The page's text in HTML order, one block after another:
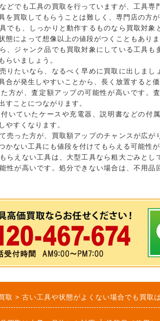
どでも工具の買取を行っていますが、工具
を買取してもらうことは難しく、専門店の方
でも、しっかりと動作するものなら買取対象
態によって想像以上の値段がつくこともありま
、ジャンク品でも買取対象にしている工具も
らいましょう。
りたいなら、なるべく早めに買取に出しまし
合が発生しやすいことから、長く放置すると
方が、査定額アップの可能性が高いです。
すことにつながります。
いていたケースや充電器、説明書などの付
やすくなります。
売った方が、買取額アップのチャンスが広が
かない工具にも値段を付けてもらえる可能性が
らえない工具は、大型工具なら粗大ごみとし
性が高いです。処分できない場合は、不用品
取 古い工具や状態がよくない場合でも買取